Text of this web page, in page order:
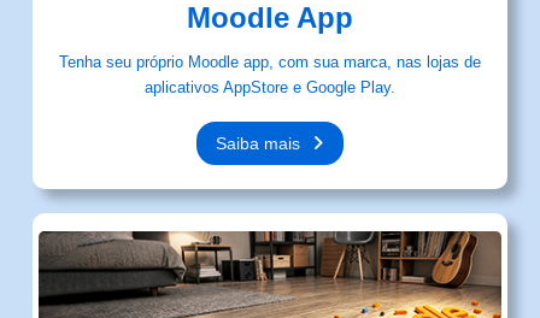
Moodle App
Tenha seu próprio Moodle app, com sua marca, nas lojas de
aplicativos AppStore e Google Play.
Saiba mais